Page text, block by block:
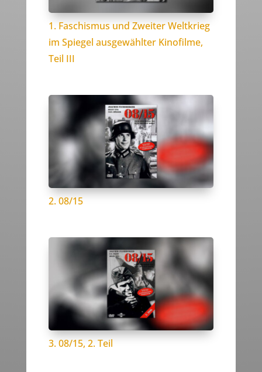
1. Faschismus und Zweiter Weltkrieg
im Spiegel ausgewählter Kinofilme,
Teil III
2. 08/15
3. 08/15, 2. Teil